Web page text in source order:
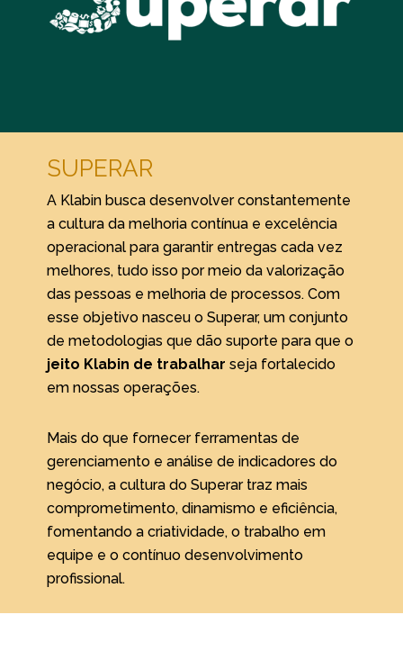
SUPERAR
A Klabin busca desenvolver constantemente
a cultura da melhoria contínua e excelência
operacional para garantir entregas cada vez
melhores, tudo isso por meio da valorização
das pessoas e melhoria de processos. Com
esse objetivo nasceu o Superar, um conjunto
de metodologias que dão suporte para que o
jeito Klabin de trabalhar seja fortalecido
em nossas operações.
Mais do que fornecer ferramentas de
gerenciamento e análise de indicadores do
negócio, a cultura do Superar traz mais
comprometimento, dinamismo e eficiência,
fomentando a criatividade, o trabalho em
equipe e o contínuo desenvolvimento
profissional.